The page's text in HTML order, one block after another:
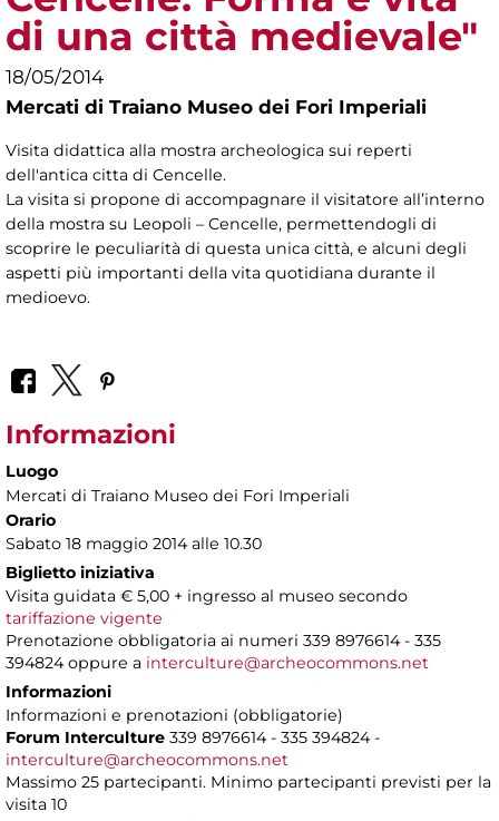
di una città medievale"
18/05/2014
Mercati di Traiano Museo dei Fori Imperiali
Visita didattica alla mostra archeologica sui reperti
dell'antica citta di Cencelle.
La visita si propone di accompagnare il visitatore all’interno
della mostra su Leopoli – Cencelle, permettendogli di
scoprire le peculiarità di questa unica città, e alcuni degli
aspetti più importanti della vita quotidiana durante il
medioevo.
Informazioni
Luogo
Mercati di Traiano Museo dei Fori Imperiali
Orario
Sabato 18 maggio 2014 alle 10.30
Biglietto iniziativa
Visita guidata € 5,00 + ingresso al museo secondo
tariffazione vigente
Prenotazione obbligatoria ai numeri 339 8976614 - 335
394824 oppure a interculture@archeocommons.net
Informazioni
Informazioni e prenotazioni (obbligatorie)
Forum Interculture 339 8976614 - 335 394824 -
interculture@archeocommons.net
Massimo 25 partecipanti. Minimo partecipanti previsti per la
visita 10